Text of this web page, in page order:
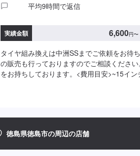
平均9時間で返信
実績金額 6,600円〜
タイヤ組み換えは中洲SSまでご依頼をお待
の販売も行っておりますのでご相談くださ
をお持ちしております。<費用目安>~15イ
徳島県徳島市の周辺の店舗